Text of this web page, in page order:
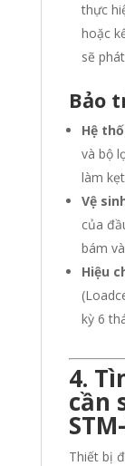
thực
hoặc
sẽ
Bảo
Hệ
và bộ
làm
Vệ
của
bám
Hiệu
kỳ 6
4.
cần
Thiết bị